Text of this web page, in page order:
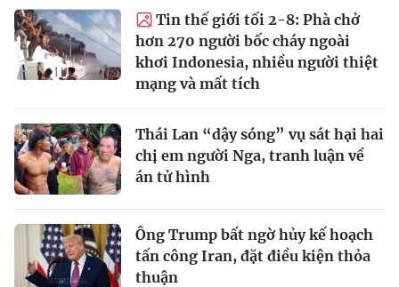
Tin thế giới tối 2-8: Phà chở
hơn 270 người bốc cháy ngoài
khơi Indonesia, nhiều người thiệt
mạng và mất tích
Thái Lan “dậy sóng” vụ sát hại hai
chị em người Nga, tranh luận về
án tử hình
Ông Trump bất ngờ hủy kế hoạch
tấn công Iran, đặt điều kiện thỏa
thuận